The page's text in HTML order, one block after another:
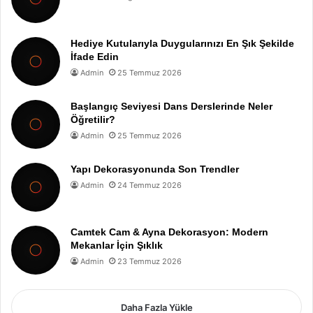
Hediye Kutularıyla Duygularınızı En Şık Şekilde
İfade Edin
Admin 25 Temmuz 2026
Başlangıç Seviyesi Dans Derslerinde Neler
Öğretilir?
Admin 25 Temmuz 2026
Yapı Dekorasyonunda Son Trendler
Admin 24 Temmuz 2026
Camtek Cam & Ayna Dekorasyon: Modern
Mekanlar İçin Şıklık
Admin 23 Temmuz 2026
Daha Fazla Yükle